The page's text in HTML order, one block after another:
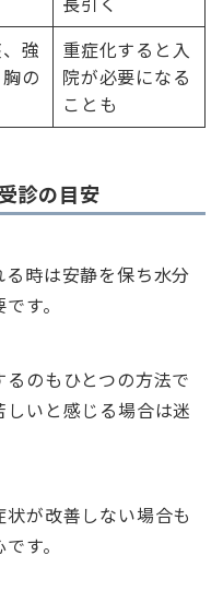
強
の
重症化すると入
院が必要になる
ことも
診の目安
時は安静を保ち水分
す。
のもひとつの方法で
いと感じる場合は迷
が改善しない場合も
す。